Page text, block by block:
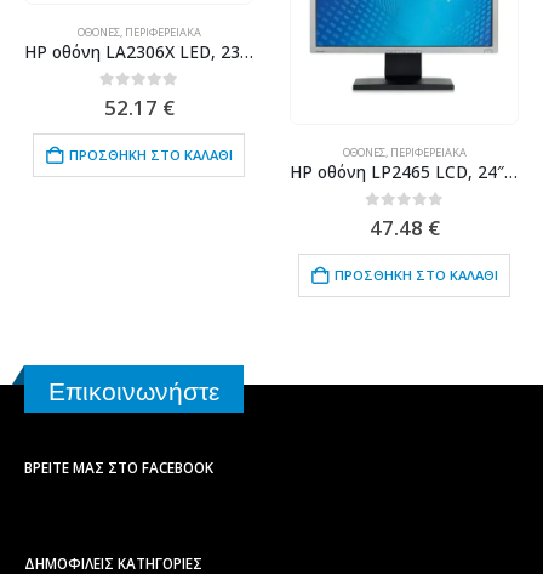
ΟΘΌΝΕΣ, ΠΕΡΙΦΕΡΕΙΑΚΆ
HP οθόνη LA2306X LED, 23″ 1920x1080px, VGA/DVI/DisplayPort, Grade B
0out of 5
52.17 €
ΠΡΟΣΘΉΚΗ ΣΤΟ ΚΑΛΆΘΙ ΟΘΌΝΕΣ, ΠΕΡΙΦΕΡΕΙΑΚΆ
HP οθόνη LP2465 LCD, 24″ 1920x1200px, DVI, Grade B
out of 5
47.48 €
ΠΡΟΣΘΉΚΗ ΣΤΟ ΚΑΛΆΘΙ
Επικοινωνήστε
ΒΡΕΊΤΕ ΜΑΣ ΣΤΟ FACEBOOK
ΔΗΜΟΦΙΛΕΙΣ ΚΑΤΗΓΟΡΙΕΣ